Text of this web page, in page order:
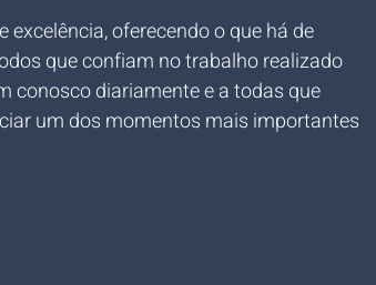
oferecendo o que há de
que confiam no trabalho realizado
conosco diariamente e a todas que
um dos momentos mais importantes